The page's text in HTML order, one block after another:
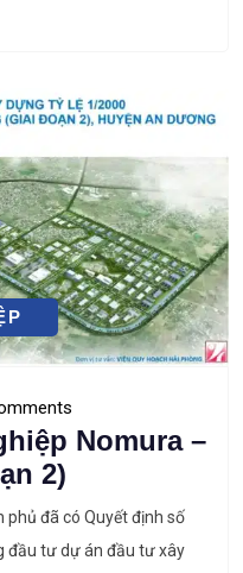
tế Hải Phòng cấp Giấy
Nomura –
2)
đã có Quyết định số
đầu tư dự án đầu tư xây